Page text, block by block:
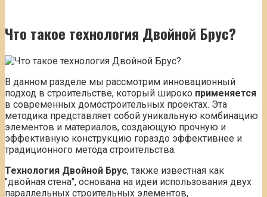
Что такое технология Двойной Брус?
В данном разделе мы рассмотрим инновационный
подход в строительстве, который широко применяется
в современных домостроительных проектах. Эта
методика представляет собой уникальную комбинацию
элементов и материалов, создающую прочную и
эффективную конструкцию гораздо эффективнее и
традиционного метода строительства.
Технология Двойной Брус, также известная как
"двойная стена", основана на идеи использования двух
параллельных строительных элементов,